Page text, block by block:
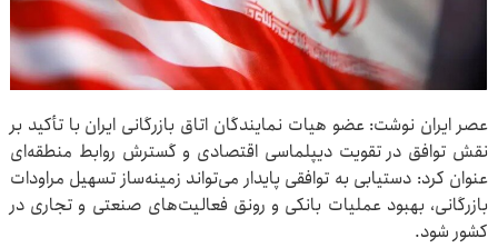
عصر ایران نوشت: عضو هیات نمایندگان اتاق بازرگانی ایران با تأکید بر
نقش توافق در تقویت دیپلماسی اقتصادی و گسترش روابط منطقه‌ای
عنوان کرد: دستیابی به توافقی پایدار می‌تواند زمینه‌ساز تسهیل مراودات
بازرگانی، بهبود عملیات بانکی و رونق فعالیت‌های صنعتی و تجاری در
کشور شود.